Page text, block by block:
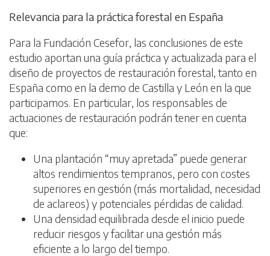
Relevancia para la práctica forestal en España
Para la Fundación Cesefor, las conclusiones de este
estudio aportan una guía práctica y actualizada para el
diseño de proyectos de restauración forestal, tanto en
España como en la demo de Castilla y León en la que
participamos. En particular, los responsables de
actuaciones de restauración podrán tener en cuenta
que:
Una plantación “muy apretada” puede generar
altos rendimientos tempranos, pero con costes
superiores en gestión (más mortalidad, necesidad
de aclareos) y potenciales pérdidas de calidad.
Una densidad equilibrada desde el inicio puede
reducir riesgos y facilitar una gestión más
eficiente a lo largo del tiempo.